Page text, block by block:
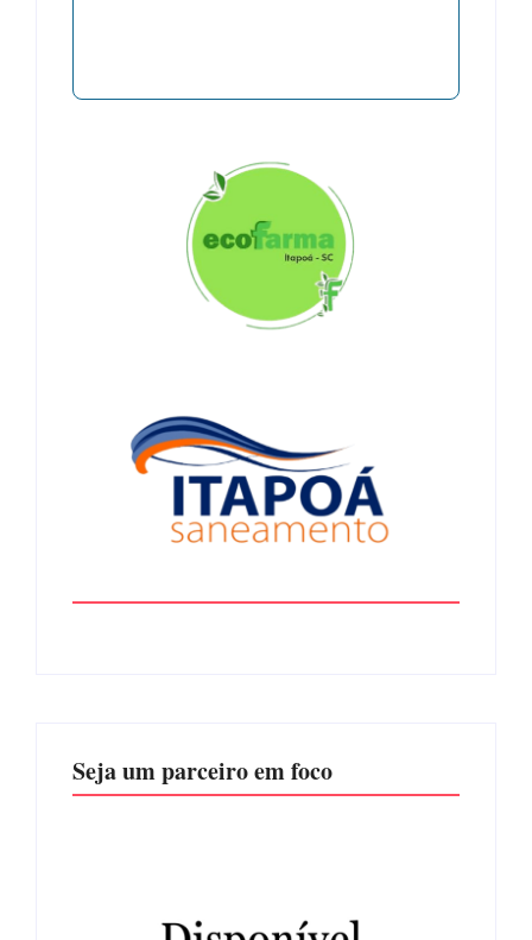
Seja um parceiro em foco